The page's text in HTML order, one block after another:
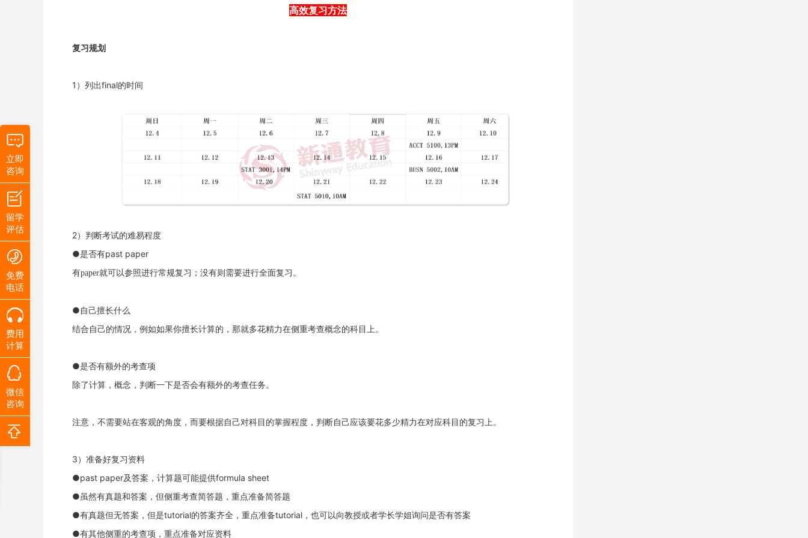
高效复习方法
复习规划
1）列出final的时间
2）判断考试的难易程度
●是否有past paper
有paper就可以参照进行常规复习；没有则需要进行全面复习。
●自己擅长什么
结合自己的情况，例如如果你擅长计算的，那就多花精力在侧重考查概念的科目上。
●是否有额外的考查项
除了计算，概念，判断一下是否会有额外的考查任务。
注意，不需要站在客观的角度，而要根据自己对科目的掌握程度，判断自己应该要花多少精力在对应科目的复习上。
3）准备好复习资料
●past paper及答案，计算题可能提供formula sheet
●虽然有真题和答案，但侧重考查简答题，重点准备简答题
●有真题但无答案，但是tutorial的答案齐全，重点准备tutorial，也可以向教授或者学长学姐询问是否有答案
●有其他侧重的考查项，重点准备对应资料
立即
咨询
留学
评估
免费
电话
费用
计算
微信
咨询